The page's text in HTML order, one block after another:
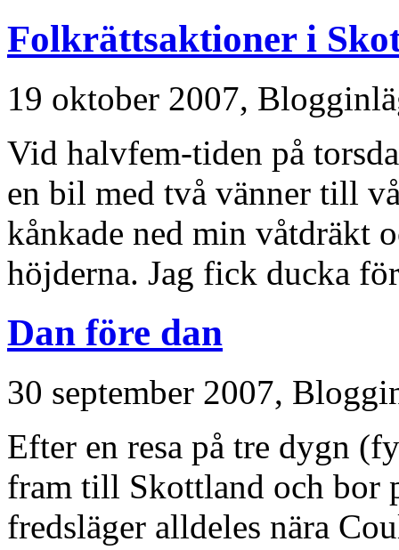
Folkrättsaktioner i
19 oktober 2007,
Vid halvfem-tiden på
en bil med två vänner till
kånkade ned min våtdräkt
höjderna. Jag fick ducka
Dan före dan
30 september 2007,
Efter en resa på tre dygn
fram till Skottland och bor
fredsläger alldeles nära